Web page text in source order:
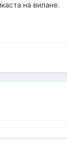
на вилане.